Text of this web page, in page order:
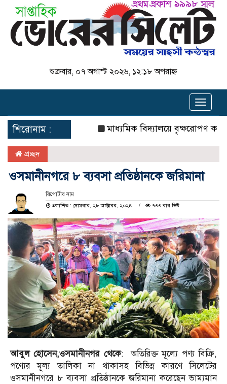
শুক্রবার, ০৭ অগাস্ট ২০২৬, ১২:১৮ অপরাহ্ন
Toggle
শিরোনাম : মাধ্যমিক বিদ্যালয়ে বৃক্ষরোপণ কর্মসূচির
প্রচ্ছদ
ওসমানীনগরে ৮ ব্যবসা প্রতিষ্ঠানকে জরিমানা
রিপোর্টার নাম
প্রকাশিত : সোমবার, ২৮ অক্টোবর, ২০২৪
৭৩৩ বার ভিউ
আবুল হোসেন,ওসমানীনগর থেকে: অতিরিক্ত মূল্যে পণ্য বিক্রি,
পণ্যের মূল্য তালিকা না থাকাসহ বিভিন্ন কারণে সিলেটের
ওসমানীনগরে ৮ ব্যবসা প্রতিষ্ঠানকে জরিমানা করেছেন ভাম্যমান